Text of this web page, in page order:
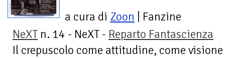
a cura di Zoon | Fanzine
NeXT n. 14 - NeXT - Reparto Fantascienza
Il crepuscolo come attitudine, come